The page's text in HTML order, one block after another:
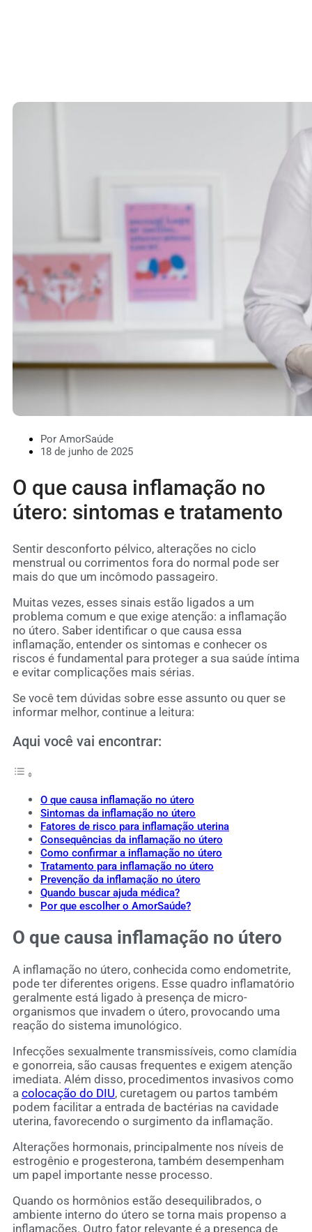
Por AmorSaúde
18 de junho de 2025
O que causa inflamação no
útero: sintomas e tratamento
Sentir desconforto pélvico, alterações no ciclo
menstrual ou corrimentos fora do normal pode ser
mais do que um incômodo passageiro.
Muitas vezes, esses sinais estão ligados a um
problema comum e que exige atenção: a inflamação
no útero. Saber identificar o que causa essa
inflamação, entender os sintomas e conhecer os
riscos é fundamental para proteger a sua saúde íntima
e evitar complicações mais sérias.
Se você tem dúvidas sobre esse assunto ou quer se
informar melhor, continue a leitura:
Aqui você vai encontrar:
O que causa inflamação no útero
Sintomas da inflamação no útero
Fatores de risco para inflamação uterina
Consequências da inflamação no útero
Como confirmar a inflamação no útero
Tratamento para inflamação no útero
Prevenção da inflamação no útero
Quando buscar ajuda médica?
Por que escolher o AmorSaúde?
O que causa inflamação no útero
A inflamação no útero, conhecida como endometrite,
pode ter diferentes origens. Esse quadro inflamatório
geralmente está ligado à presença de micro-
organismos que invadem o útero, provocando uma
reação do sistema imunológico.
Infecções sexualmente transmissíveis, como clamídia
e gonorreia, são causas frequentes e exigem atenção
imediata. Além disso, procedimentos invasivos como
a colocação do DIU, curetagem ou partos também
podem facilitar a entrada de bactérias na cavidade
uterina, favorecendo o surgimento da inflamação.
Alterações hormonais, principalmente nos níveis de
estrogênio e progesterona, também desempenham
um papel importante nesse processo.
Quando os hormônios estão desequilibrados, o
ambiente interno do útero se torna mais propenso a
inflamações. Outro fator relevante é a presença de